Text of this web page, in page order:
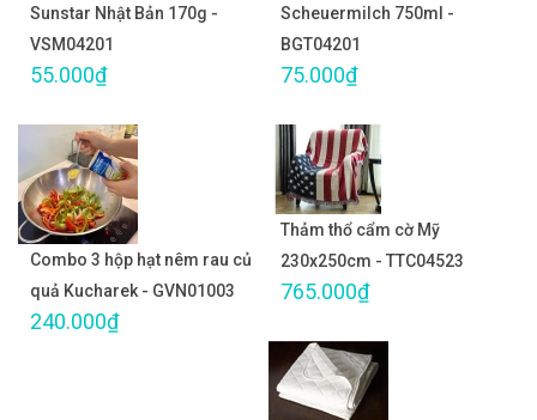
Sunstar Nhật Bản 170g -
VSM04201
55.000₫
Scheuermilch 750ml -
BGT04201
75.000₫
Combo 3 hộp hạt nêm rau củ
quả Kucharek - GVN01003
240.000₫
Thảm thổ cẩm cờ Mỹ
230x250cm - TTC04523
765.000₫